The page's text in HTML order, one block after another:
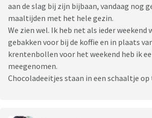
aan de slag bij zijn bijbaan, vandaag nog
maaltijden met het hele gezin.
We zien wel. Ik heb net als ieder weekend
gebakken voor bij de koffie en in plaats
krentenbollen voor het weekend heb ik
meegenomen.
Chocoladeeitjes staan in een schaaltje